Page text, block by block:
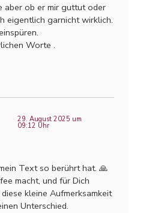
aber ob er mir guttut oder
eigentlich garnicht wirklich.
Worte .
29. August 2025 um
09:12 Uhr
Text so berührt hat. 🙏
macht, und für Dich
kleine Aufmerksamkeit
Unterschied.